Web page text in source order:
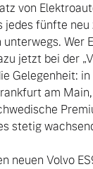
von
jedes fünfte
Wer
jetzt bei der
Gelegenheit:
am
stetig
neuen Volvo